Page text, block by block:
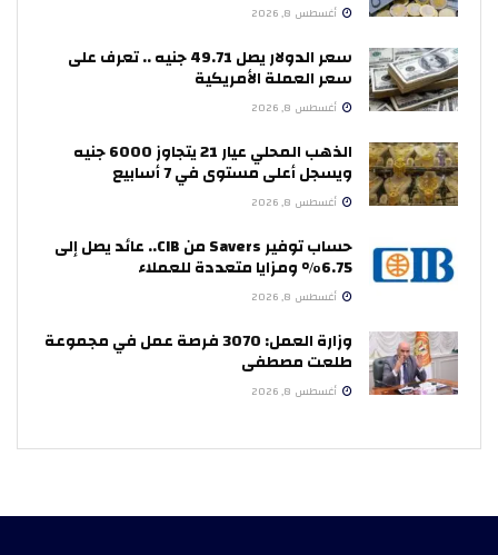
أغسطس 8, 2026
سعر الدولار يصل 49.71 جنيه .. تعرف على
سعر العملة الأمريكية
أغسطس 8, 2026
الذهب المحلي عيار 21 يتجاوز 6000 جنيه
ويسجل أعلى مستوى في 7 أسابيع
أغسطس 8, 2026
حساب توفير Savers من CIB.. عائد يصل إلى
6.75% ومزايا متعددة للعملاء
أغسطس 8, 2026
وزارة العمل: 3070 فرصة عمل في مجموعة
طلعت مصطفى
أغسطس 8, 2026